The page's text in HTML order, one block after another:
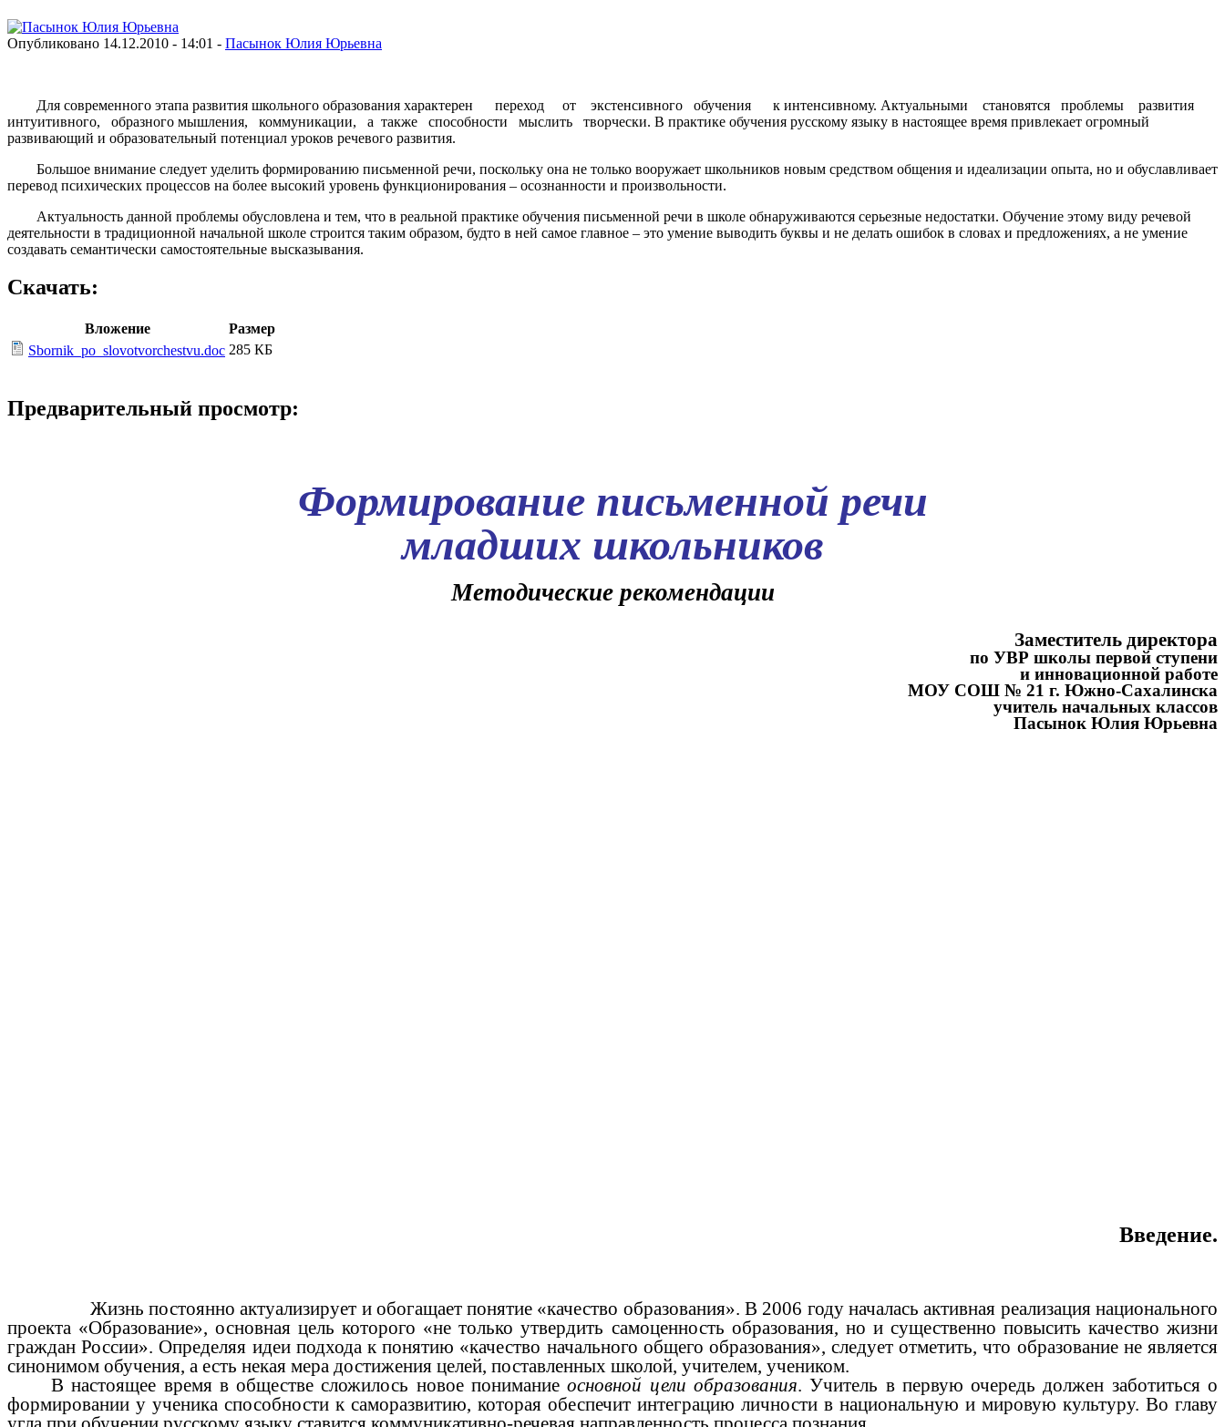
Опубликовано 14.12.2010 - 14:01 - Пасынок Юлия Юрьевна
Для современного этапа развития школьного образования характерен переход от экстенсивного обучения к интенсивному. Актуальными становятся проблемы развития
интуитивного, образного мышления, коммуникации, а также способности мыслить творчески. В практике обучения русскому языку в настоящее время привлекает огромный
развивающий и образовательный потенциал уроков речевого развития.
Большое внимание следует уделить формированию письменной речи, поскольку она не только вооружает школьников новым средством общения и идеализации опыта, но и обуславливает
перевод психических процессов на более высокий уровень функционирования – осознанности и произвольности.
Актуальность данной проблемы обусловлена и тем, что в реальной практике обучения письменной речи в школе обнаруживаются серьезные недостатки. Обучение этому виду речевой
деятельности в традиционной начальной школе строится таким образом, будто в ней самое главное – это умение выводить буквы и не делать ошибок в словах и предложениях, а не умение
создавать семантически самостоятельные высказывания.
Скачать:
Вложение
Размер
Sbornik_po_slovotvorchestvu.doc 285 КБ
Предварительный просмотр:
Формирование письменной речи
младших школьников
Методические рекомендации
Заместитель директора
по УВР школы первой ступени
и инновационной работе
МОУ СОШ № 21 г. Южно-Сахалинска
учитель начальных классов
Пасынок Юлия Юрьевна
Введение.
Жизнь постоянно актуализирует и обогащает понятие «качество образования». В 2006 году началась активная реализация национального
проекта «Образование», основная цель которого «не только утвердить самоценность образования, но и существенно повысить качество жизни
граждан России». Определяя идеи подхода к понятию «качество начального общего образования», следует отметить, что образование не является
синонимом обучения, а есть некая мера достижения целей, поставленных школой, учителем, учеником.
В настоящее время в обществе сложилось новое пониманиеосновной цели образования. Учитель в первую очередь должен заботиться о
формировании у ученика способности к саморазвитию, которая обеспечит интеграцию личности в национальную и мировую культуру. Во главу